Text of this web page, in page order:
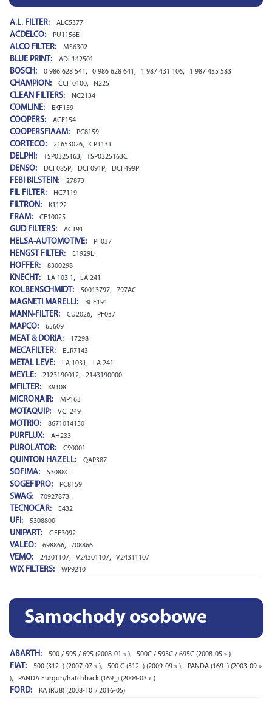
A.L. FILTER: ALC5377
ACDELCO: PU1156E
ALCO FILTER: MS6302
BLUE PRINT: ADL142501
BOSCH: 0 986 628 541 , 0 986 628 641 , 1 987 431 106, 1 987 435 583
CHAMPION: CCF 0100, N225
CLEAN FILTERS: NC2134
COMLINE: EKF159
COOPERS: ACE154
COOPERSFIAAM: PC8159
CORTECO: 21653026, CP1131
DELPHI: TSP0325163, TSP0325163C
DENSO: DCF085P, DCF091P, DCF499P
FEBI BILSTEIN: 27873
FIL FILTER: HC7119
FILTRON: K1122
FRAM: CF10025
GUD FILTERS: AC191
HELSA-AUTOMOTIVE: PF037
HENGST FILTER: E1929LI
HOFFER: 8300298
KNECHT: LA 103 1 , LA 241
KOLBENSCHMIDT: 50013797, 797AC
MAGNETI MARELLI: BCF191
MANN-FILTER: CU2026, PF037
MAPCO: 65609
MEAT & DORIA: 17298
MECAFILTER: ELR7143
METAL LEVE: LA 1031 , LA 241
MEYLE: 2123190012, 2143190000
MFILTER: K9108
MICRONAIR: MP163
MOTAQUIP: VCF249
MOTRIO: 8671014150
PURFLUX: AH233
PUROLATOR: C90001
QUINTON HAZELL: QAP387
SOFIMA: S3088C
SOGEFIPRO: PC8159
SWAG: 70927873
TECNOCAR: E432
UFI: 5308800
UNIPART: GFE3092
VALEO: 698866, 708866
VEMO: 24301107, V24301107, V24311107
WIX FILTERS: WP9210
Samochody osobowe
ABARTH: 500 / 595 / 695 (2008-01 » ), 500C / 595C / 695C (2008-05 » )
FIAT: 500 (312_) (2007-07 » ), 500 C (312_) (2009-09 » ),
PANDA (169_) (2003-09 »
), PANDA Furgon/hatchback (169_) (2004-03 » )
FORD: KA (RU8) (2008-10 » 2016-05)